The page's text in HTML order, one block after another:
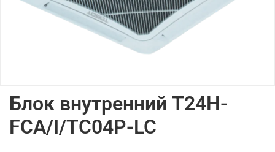
Блок внутренний T24H-
FCA/I/TC04P-LC